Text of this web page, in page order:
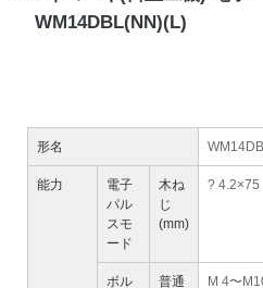
WM14DBL(NN)(L)
形名
能力
電子
パル
スモ
ード
木ね
じ
(mm)
? 4.2×75
ボル 普通 M 4〜